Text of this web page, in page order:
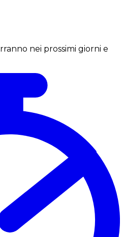
nei prossimi giorni e